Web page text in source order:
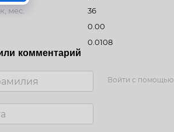
мес.
36
0.00
0.0108
комментарий
Войти с помощью